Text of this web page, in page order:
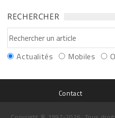
RECHERCHER
Actualités Mobiles
Contact